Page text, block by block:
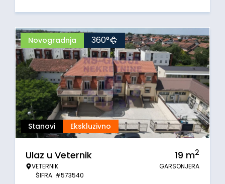
Stanovi Ekskluzivno
Novogradnja 360°
Ulaz u Veternik
VETERNIK
ŠIFRA: #573540
19 m2
GARSONJERA